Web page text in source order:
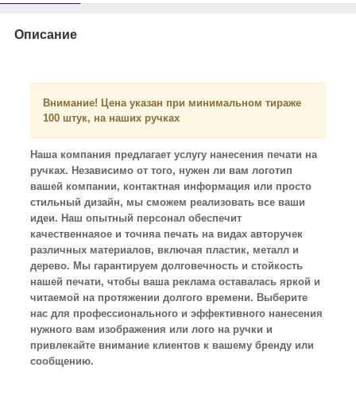
Описание
Внимание! Цена указан при минимальном тираже
100 штук, на наших ручках
Наша компания предлагает услугу нанесения печати на
ручках. Независимо от того, нужен ли вам логотип
вашей компании, контактная информация или просто
стильный дизайн, мы сможем реализовать все ваши
идеи. Наш опытный персонал обеспечит
качественнаяое и точняа печать на видах авторучек
различных материалов, включая пластик, металл и
дерево. Мы гарантируем долговечность и стойкость
нашей печати, чтобы ваша реклама оставалась яркой и
читаемой на протяжении долгого времени. Выберите
нас для профессионального и эффективного нанесения
нужного вам изображения или лого на ручки и
привлекайте внимание клиентов к вашему бренду или
сообщению.